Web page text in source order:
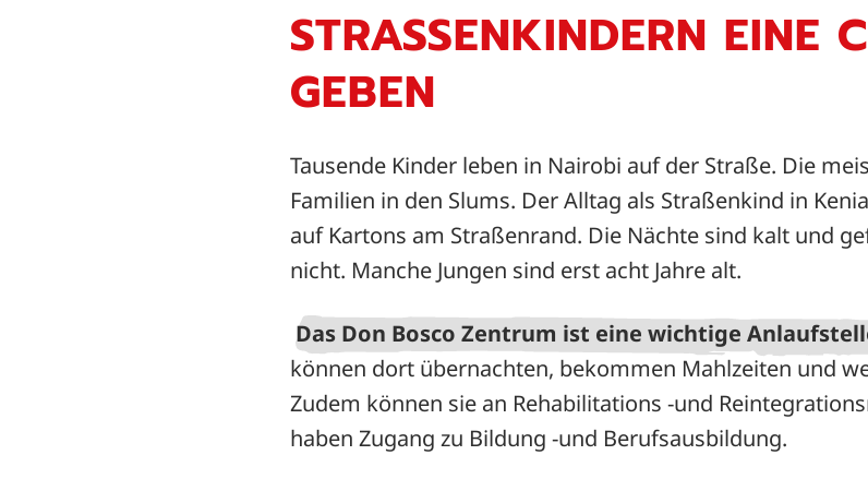
STRASSENKINDERN EINE
EBEN
Tausende Kinder leben in Nairobi auf der Straße. Die
Familien in den Slums. Der Alltag als Straßenkind in
auf Kartons am Straßenrand. Die Nächte sind kalt und
nicht. Manche Jungen sind erst acht Jahre alt.
Das Don Bosco Zentrum ist eine wichtige
können dort übernachten, bekommen Mahlzeiten und
Zudem können sie an Rehabilitations -und
haben Zugang zu Bildung -und Berufsausbildung.